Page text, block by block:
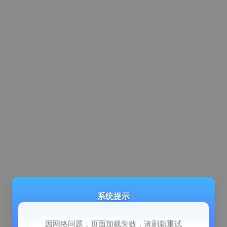
系统提示
因网络问题，页面加载失败，请刷新重试